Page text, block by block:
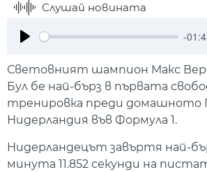
Слушай новината
-
Световният шампион Макс
Бул бе най-бърз в първата
тренировка преди домашното
Нидерландия във Формула 1.
Нидерландецът завъртя най-
минута 11.852 секунди на